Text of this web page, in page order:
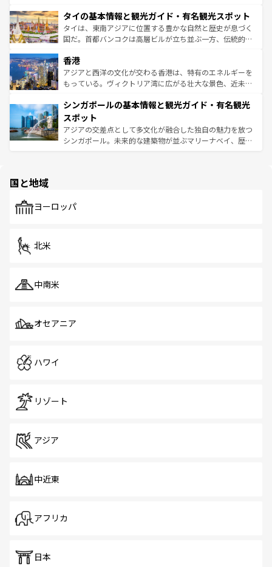
わってみてほしい。 なお、新着の韓国情報はコンテンツ一
覧 を参照してほしい。
急速な発展と共に伝統が息づく。ハノイの古い町並みやホ
ーチミン市のフランス統治時代の建物も、独特の雰囲気を
醸し出している。また、バラエティの豊かさとおいしさで
とつ。フォーやバインミー、ベトナムコーヒーなどは、ぜ
ひ現地で味わいたい。どの地域を訪れてもあたたかい人々
が旅行者を迎えてくれるので、きっと忘れられない旅にな
参照してほしい。
タイの基本情報と観光ガイド・有名観光スポット
タイは、東南アジアに位置する豊かな自然と歴史が息づく
国だ。首都バンコクは高層ビルが立ち並ぶ一方、伝統的な
の活気が交差している。北部ではチェンマイなどの山岳地
帯で自然と触れ合い、南部ではプーケットやクラビの美し
いビーチでリゾート気分を楽しむことができる。タイ料理
激する。気候は一年中温暖で、どの季節にも異なる楽しみ
が待っている。親しみやすいタイの人々、仏教を中心とし
た文化、そして多様な観光資源が、訪れる旅人を魅了し続
ける。 なお、新着のタイ情報はコンテンツ一覧を参照して
香港
アジアと西洋の文化が交わる香港は、特有のエネルギーを
もっている。ヴィクトリア湾に広がる壮大な景色、近未来
み、どこを訪れても感動するはず。観光スポットが密集し
ており、効率よく見どころを回れるのも魅力。息をのむよ
うな絶景から文化的な体験まで、香港を存分に楽しみ尽く
そう。 なお、新着の香港情報はコンテンツ一覧を参照して
シンガポールの基本情報と観光ガイド・有名観光
スポット
アジアの交差点として多文化が融合した独自の魅力を放つ
シンガポール。未来的な建築物が並ぶマリーナベイ、歴史
で、ホーカーズは地元の風情を楽しめる外せないスポット
国と地域
ヨーロッパ
北米
中南米
オセアニア
ハワイ
リゾート
アジア
中近東
アフリカ
日本